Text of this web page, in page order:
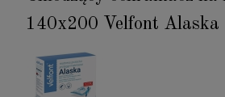
140x200 Velfont Alaska